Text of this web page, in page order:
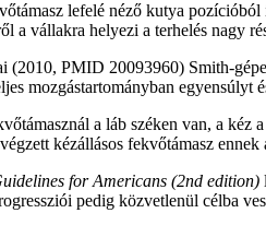
lefelé néző kutya
a vállakra helyezi a terhelés nagy
(2010, PMID 20093960) Smith-
mozgástartományban
a láb széken van, a
kézállásos fekvőtámasz
for Americans (2nd edition)
pedig közvetlenül célba